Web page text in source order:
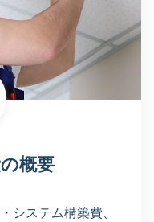
概要
システム構築費、